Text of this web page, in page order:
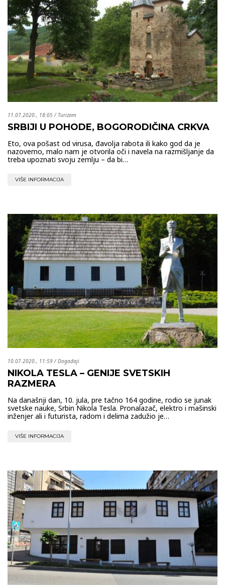
11.07.2020., 18:05/ Turizam
SRBIJI U POHODE, BOGORODIČINA CRKVA
Eto, ova pošast od virusa, đavolja rabota ili kako god da je
nazovemo, malo nam je otvorila oči i navela na razmišljanje da
treba upoznati svoju zemlju – da bi…
VIŠE INFORMACIJA
10.07.2020., 11:59 /Događaji
NIKOLA TESLA – GENIJE SVETSKIH
RAZMERA
Na današnji dan, 10. jula, pre tačno 164 godine, rodio se junak
svetske nauke, Srbin Nikola Tesla. Pronalazač, elektro i mašinski
inženjer ali i futurista, radom i delima zadužio je…
VIŠE INFORMACIJA